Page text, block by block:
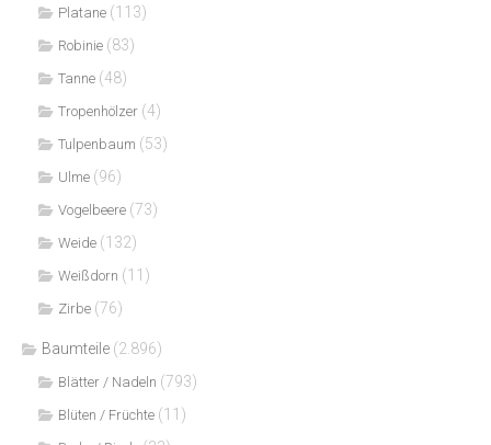
Platane (113)
Robinie (83)
Tanne (48)
Tropenhölzer (4)
Tulpenbaum (53)
Ulme (96)
Vogelbeere (73)
Weide (132)
Weißdorn (11)
Zirbe (76)
Baumteile (2.896)
Blätter / Nadeln (793)
Blüten / Früchte (11)